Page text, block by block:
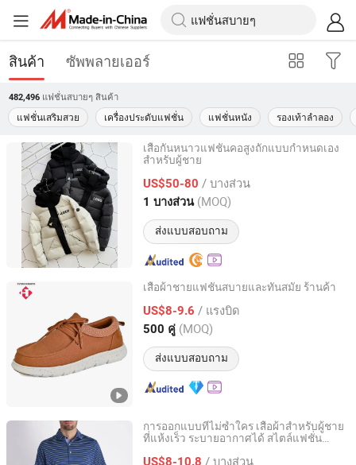
สินค้า ซัพพลายเออร์
482,496 แฟชั่นสบายๆ สินค้า
แฟชั่นเสริมสวย เครื่องประดับแฟชั่น แฟชั่นหนัง รองเท้าลำลอง
เสื้อกันหนาวแฟชั่นคอสูงถักแบบกำหนดเอง
สำหรับผู้ชาย
US$50-80 / บางส่วน
1 บางส่วน (MOQ)
ส่งแบบสอบถาม
Shenzhen Chenxi Lingdong Technology Co., Ltd.
Guangdong, China อัตราจาก 2025
เสื้อผ้าชายแฟชั่นสบายและทันสมัย ร้านค้า
US$8-9.6 / แรงบิด
500 คู่ (MOQ)
ส่งแบบสอบถาม
Fujian Putian Hongtai Imp & Exp Co., Ltd.
Fujian, China อัตราจาก 2023
การออกแบบที่ไม่ซ้ำใคร เสื้อผ้าสำหรับผู้ชาย
ที่แห้งเร็ว ระบายอากาศได้ สไตล์แฟชั่น
/ บางส่วน
Guangzhou Yisheng Clothing Co., Ltd.